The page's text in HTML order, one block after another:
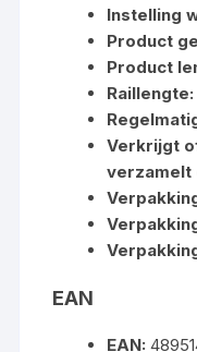
Instelling
Product
Product
Raillengte:
Verkrijgt
verzamelt
EAN
EAN: